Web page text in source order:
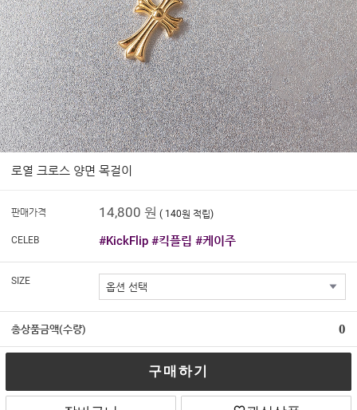
로열 크로스 양면 목걸이
판매가격 14,800 원 ( 140원 적립)
CELEB #KickFlip #킥플립 #케이주
SIZE
총상품금액(수량) 0
구매하기